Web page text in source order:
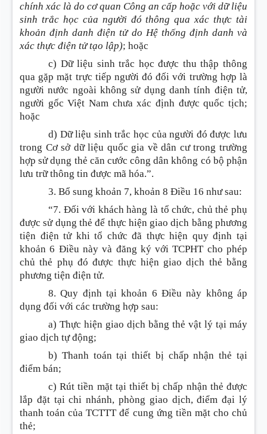
chính xác là do cơ quan Công an cấp hoặc với dữ liệu
sinh trắc học của người đó thông qua xác thực tài
khoản định danh điện tử do Hệ thống định danh và
xác thực điện tử tạo lập); hoặc
c) Dữ liệu sinh trắc học được thu thập thông
qua gặp mặt trực tiếp người đó đối với trường hợp là
người nước ngoài không sử dụng danh tính điện tử,
người gốc Việt Nam chưa xác định được quốc tịch;
hoặc
d) Dữ liệu sinh trắc học của người đó được lưu
trong Cơ sở dữ liệu quốc gia về dân cư trong trường
hợp sử dụng thẻ căn cước công dân không có bộ phận
lưu trữ thông tin được mã hóa.”.
3. Bổ sung khoản 7, khoản 8 Điều 16 như sau:
“7. Đối với khách hàng là tổ chức, chủ thẻ phụ
được sử dụng thẻ để thực hiện giao dịch bằng phương
tiện điện tử khi tổ chức đã thực hiện quy định tại
khoản 6 Điều này và đăng ký với TCPHT cho phép
chủ thẻ phụ đó được thực hiện giao dịch thẻ bằng
phương tiện điện tử.
8. Quy định tại khoản 6 Điều này không áp
dụng đối với các trường hợp sau:
a) Thực hiện giao dịch bằng thẻ vật lý tại máy
giao dịch tự động;
b) Thanh toán tại thiết bị chấp nhận thẻ tại
điểm bán;
c) Rút tiền mặt tại thiết bị chấp nhận thẻ được
lắp đặt tại chi nhánh, phòng giao dịch, điểm đại lý
thanh toán của TCTTT để cung ứng tiền mặt cho chủ
thẻ;